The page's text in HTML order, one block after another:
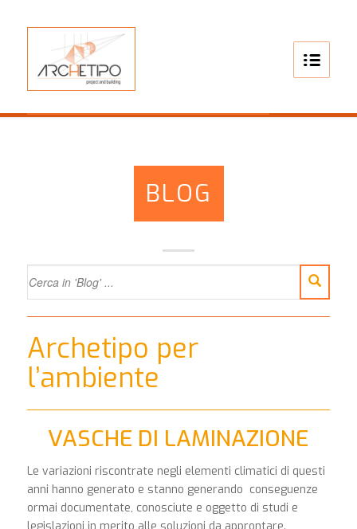
BLOG
Archetipo per
l’ambiente
VASCHE DI LAMINAZIONE
Le variazioni riscontrate negli elementi climatici di questi
anni hanno generato e stanno generando conseguenze
ormai documentate, conosciute e oggetto di studi e